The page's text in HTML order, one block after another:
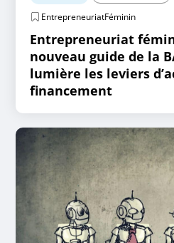
EntrepreneuriatFéminin
Entrepreneuriat
nouveau guide de la
lumière les leviers
financement